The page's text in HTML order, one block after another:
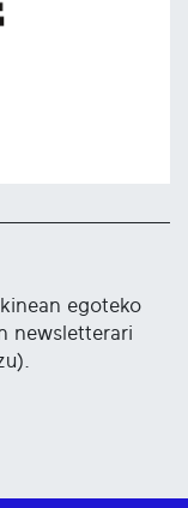
egoteko
newsletterari